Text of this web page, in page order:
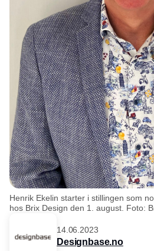
Henrik Ekelin starter i stillingen som
hos Brix Design den 1. august. Foto:
14.06.2023
Designbase.no